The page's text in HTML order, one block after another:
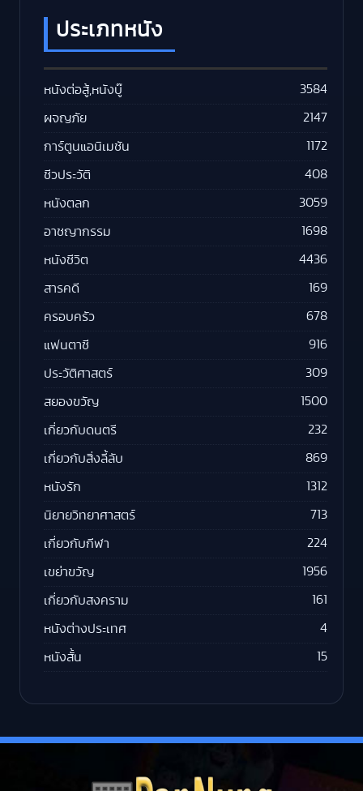
ประเภทหนัง
หนังต่อสู้,หนังบู๊ 3584
ผจญภัย 2147
การ์ตูนแอนิเมชัน 1172
ชีวประวัติ 408
หนังตลก 3059
อาชญากรรม 1698
หนังชีวิต 4436
สารคดี 169
ครอบครัว 678
แฟนตาซี 916
ประวัติศาสตร์ 309
สยองขวัญ 1500
เกี่ยวกับดนตรี 232
เกี่ยวกับสิ่งลี้ลับ 869
หนังรัก 1312
นิยายวิทยาศาสตร์ 713
เกี่ยวกับกีฬา 224
เขย่าขวัญ 1956
เกี่ยวกับสงคราม 161
หนังต่างประเทศ 4
หนังสั้น 15